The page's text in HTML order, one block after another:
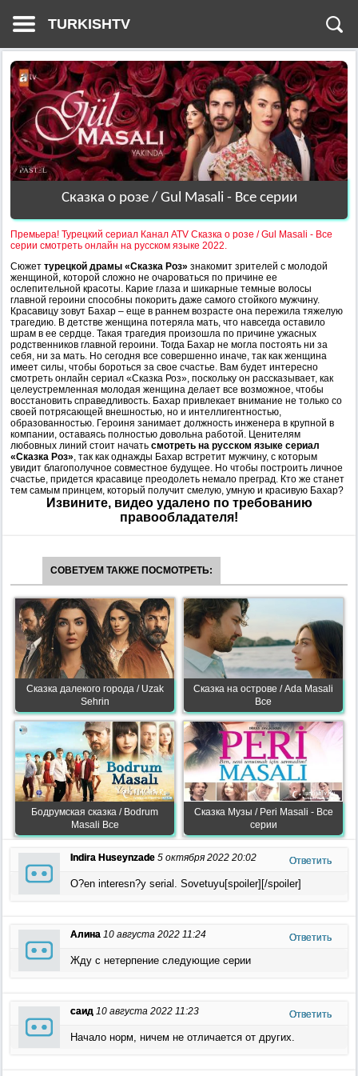
TURKISHTV
Сказка о розе / Gul Masali - Все серии
Премьера! Турецкий сериал Канал ATV Сказка о розе / Gul Masali - Все
серии смотреть онлайн на русском языке 2022.
Сюжет турецкой драмы «Сказка Роз» знакомит зрителей с молодой
женщиной, которой сложно не очароваться по причине ее
ослепительной красоты. Карие глаза и шикарные темные волосы
главной героини способны покорить даже самого стойкого мужчину.
Красавицу зовут Бахар – еще в раннем возрасте она пережила тяжелую
трагедию. В детстве женщина потеряла мать, что навсегда оставило
шрам в ее сердце. Такая трагедия произошла по причине ужасных
родственников главной героини. Тогда Бахар не могла постоять ни за
себя, ни за мать. Но сегодня все совершенно иначе, так как женщина
имеет силы, чтобы бороться за свое счастье. Вам будет интересно
смотреть онлайн сериал «Сказка Роз», поскольку он рассказывает, как
целеустремленная молодая женщина делает все возможное, чтобы
восстановить справедливость. Бахар привлекает внимание не только со
своей потрясающей внешностью, но и интеллигентностью,
образованностью. Героиня занимает должность инженера в крупной в
компании, оставаясь полностью довольна работой. Ценителям
любовных линий стоит начать смотреть на русском языке сериал
«Сказка Роз», так как однажды Бахар встретит мужчину, с которым
увидит благополучное совместное будущее. Но чтобы построить личное
счастье, придется красавице преодолеть немало преград. Кто же станет
тем самым принцем, который получит смелую, умную и красивую Бахар?
Извините, видео удалено по требованию
правообладателя!
СОВЕТУЕМ ТАКЖЕ ПОСМОТРЕТЬ:
Сказка далекого города / Uzak
Sehrin
Сказка на острове / Ada Masali
Все
Бодрумская сказка / Bodrum
Masali Все
Сказка Музы / Peri Masali - Все
серии
Indira Huseynzade 5 октября 2022 20:02 Ответить
O?en interesn?y serial. Sovetuyu[spoiler][/spoiler]
Алина 10 августа 2022 11:24 Ответить
Жду с нетерпение следующие серии
саид 10 августа 2022 11:23 Ответить
Начало норм, ничем не отличается от других.